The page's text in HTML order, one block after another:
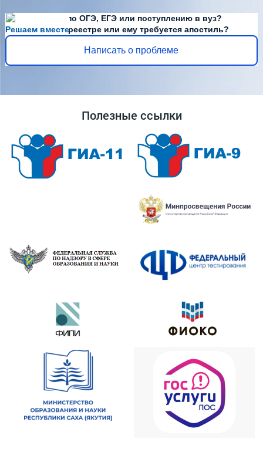
Решаем вместе
Есть вопросы по ОГЭ, ЕГЭ или поступлению в вуз?
Диплома нет в реестре или ему требуется апостиль?
Написать о проблеме
Полезные ссылки